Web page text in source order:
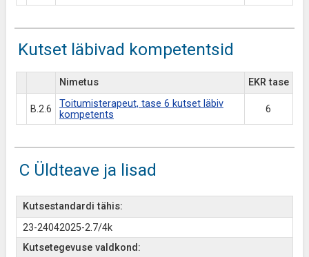
Kutset läbivad kompetentsid
Nimetus EKR tase
B.2.6
Toitumisterapeut, tase 6 kutset läbiv
kompetents
6
C Üldteave ja lisad
Kutsestandardi tähis:
23-24042025-2.7/4k
Kutsetegevuse valdkond: